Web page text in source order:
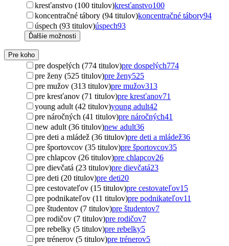
kresťanstvo (100 titulov)kresťanstvo100
koncentračné tábory (94 titulov)koncentračné tábory94
úspech (93 titulov)úspech93
Ďalšie možnosti
Pre koho
pre dospelých (774 titulov)pre dospelých774
pre ženy (525 titulov)pre ženy525
pre mužov (313 titulov)pre mužov313
pre kresťanov (71 titulov)pre kresťanov71
young adult (42 titulov)young adult42
pre náročných (41 titulov)pre náročných41
new adult (36 titulov)new adult36
pre deti a mládež (36 titulov)pre deti a mládež36
pre športovcov (35 titulov)pre športovcov35
pre chlapcov (26 titulov)pre chlapcov26
pre dievčatá (23 titulov)pre dievčatá23
pre deti (20 titulov)pre deti20
pre cestovateľov (15 titulov)pre cestovateľov15
pre podnikateľov (11 titulov)pre podnikateľov11
pre študentov (7 titulov)pre študentov7
pre rodičov (7 titulov)pre rodičov7
pre rebelky (5 titulov)pre rebelky5
pre trénerov (5 titulov)pre trénerov5